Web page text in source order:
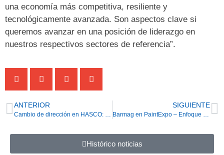
una economía más competitiva, resiliente y
tecnológicamente avanzada. Son aspectos clave si
queremos avanzar en una posición de liderazgo en
nuestros respectivos sectores de referencia”.
ANTERIOR SIGUIENTE
Histórico noticias